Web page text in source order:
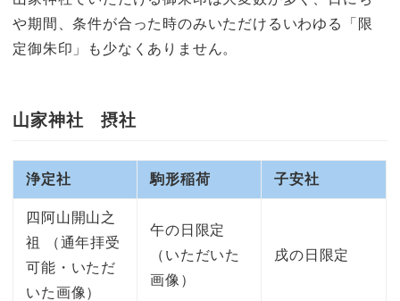
や期間、条件が合った時のみいただけるいわゆる「限
定御朱印」も少なくありません。
山家神社 摂社
浄定社 駒形稲荷 子安社
四阿山開山之
祖 （通年拝受
可能・いただ
いた画像）
午の日限定
（いただいた
画像）
戌の日限定